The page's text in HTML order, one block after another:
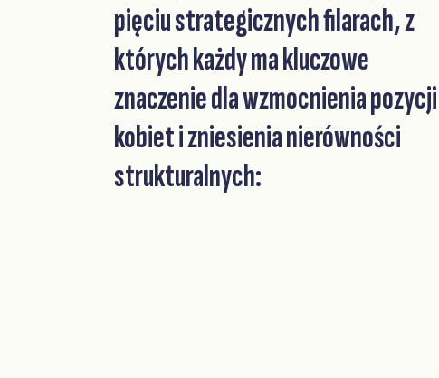
pięciu strategicznych filarach, z
których każdy ma kluczowe
znaczenie dla wzmocnienia pozycji
kobiet i zniesienia nierówności
strukturalnych: